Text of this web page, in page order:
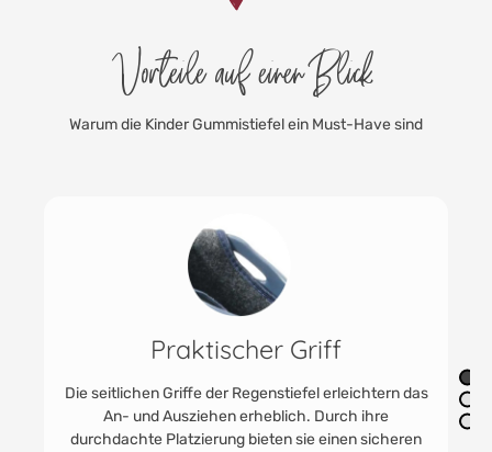
Vorteile auf einen Blick
Warum die Kinder Gummistiefel ein Must-Have sind
das
sicheren
Praktisch kombinierbar für
Jahreszeit
Die Regenstiefel haben einen
Filzinnenschuh, Schluss also mit dem